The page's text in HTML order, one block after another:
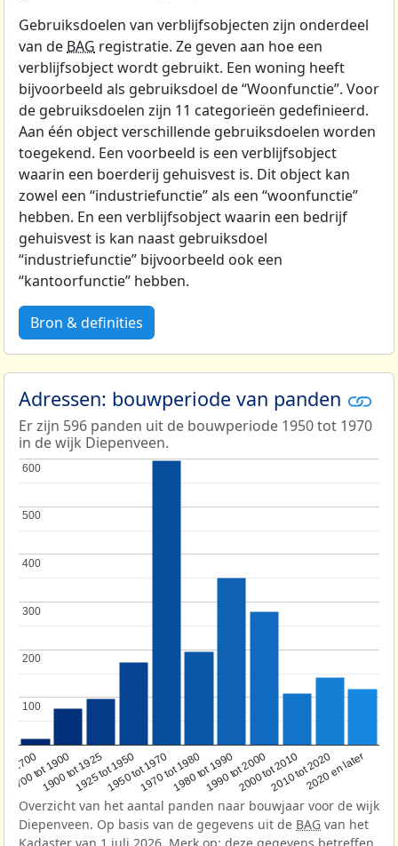
Gebruiksdoelen van verblijfsobjecten zijn onderdeel
van de BAG registratie. Ze geven aan hoe een
verblijfsobject wordt gebruikt. Een woning heeft
bijvoorbeeld als gebruiksdoel de “Woonfunctie”. Voor
de gebruiksdoelen zijn 11 categorieën gedefinieerd.
Aan één object verschillende gebruiksdoelen worden
toegekend. Een voorbeeld is een verblijfsobject
waarin een boerderij gehuisvest is. Dit object kan
zowel een “industriefunctie” als een “woonfunctie”
hebben. En een verblijfsobject waarin een bedrijf
gehuisvest is kan naast gebruiksdoel
“industriefunctie” bijvoorbeeld ook een
“kantoorfunctie” hebben.
Bron & definities
Adressen: bouwperiode van panden
Er zijn 596 panden uit de bouwperiode 1950 tot 1970
in de wijk Diepenveen.
1700
1700 tot 1900
1900 tot 19251925 tot 19501950 tot 19701970 tot 19801980 tot 19901990 tot 20002000 tot 20102010 tot 20202020 en later
100
100
200
200
300
300
400
400
500
500
600
600
Overzicht van het aantal panden naar bouwjaar voor de wijk
Diepenveen. Op basis van de gegevens uit de BAG van het